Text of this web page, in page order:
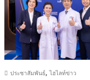
ประชาสัมพันธ์,ไฮไลท์ข่าว